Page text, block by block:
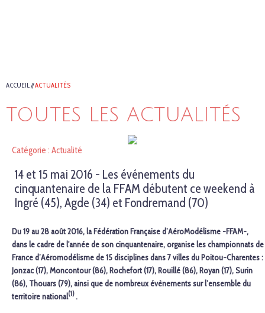
ACCUEIL//ACTUALITÉS
TOUTES LES ACTUALITÉS
Catégorie : Actualité
14 et 15 mai 2016 - Les événements du
cinquantenaire de la FFAM débutent ce weekend à
Ingré (45), Agde (34) et Fondremand (70)
Du 19 au 28 août 2016, la Fédération Française d’AéroModélisme -FFAM-,
dans le cadre de l'année de son cinquantenaire, organise les championnats de
France d’Aéromodélisme de 15 disciplines dans 7 villes du Poitou-Charentes :
Jonzac (17), Moncontour (86), Rochefort (17), Rouillé (86), Royan (17), Surin
(86), Thouars (79), ainsi que de nombreux évènements sur l’ensemble du
territoire national(1).